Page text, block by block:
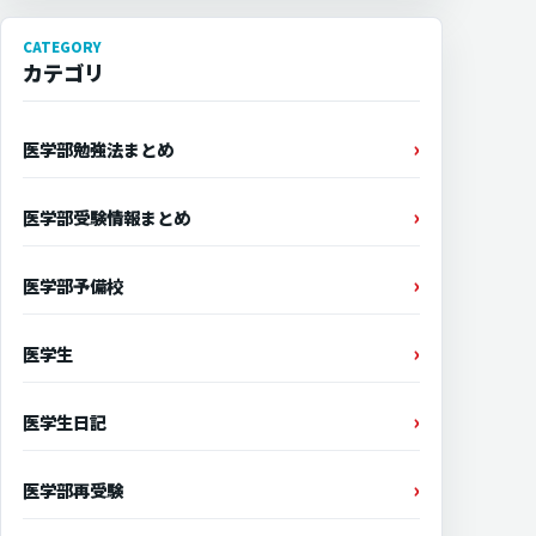
CATEGORY
カテゴリ
医学部勉強法まとめ
医学部受験情報まとめ
医学部予備校
医学生
医学生日記
医学部再受験